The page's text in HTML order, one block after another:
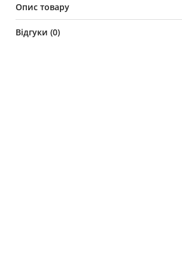
Опис товару
Відгуки (0)